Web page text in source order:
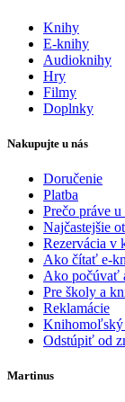
Knihy
E-knihy
Audioknihy
Hry
Filmy
Doplnky
Nakupujte u nás
Doručenie
Platba
Prečo práve u
Najčastejšie
Rezervácia v
Ako čítať e-
Ako počúvať
Pre školy a
Reklamácie
Knihomoľský
Odstúpiť od
Martinus